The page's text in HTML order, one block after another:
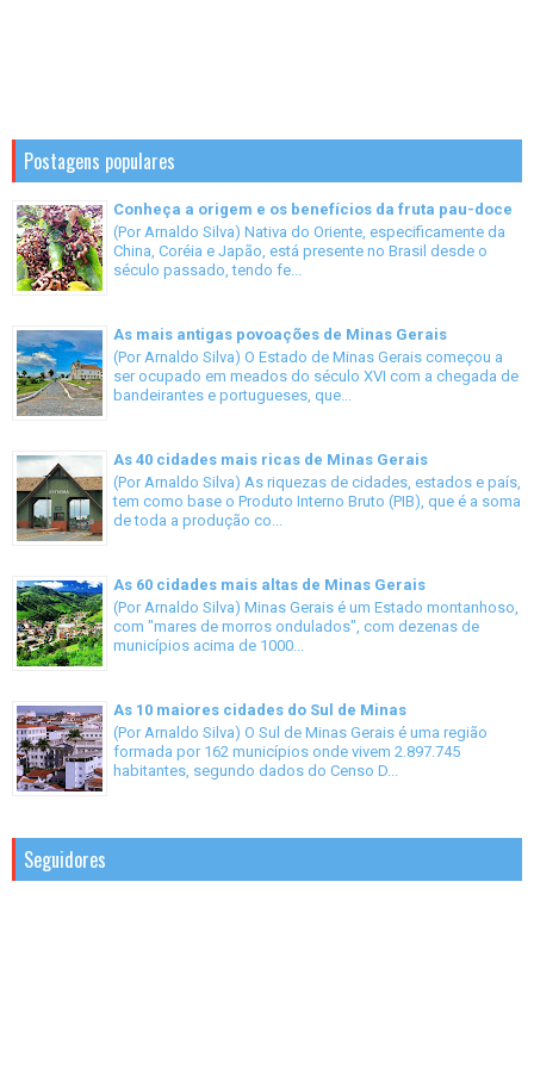
Postagens populares
Conheça a origem e os benefícios da fruta pau-doce
(Por Arnaldo Silva) Nativa do Oriente, especificamente da
China, Coréia e Japão, está presente no Brasil desde o
século passado, tendo fe...
As mais antigas povoações de Minas Gerais
(Por Arnaldo Silva) O Estado de Minas Gerais começou a
ser ocupado em meados do século XVI com a chegada de
bandeirantes e portugueses, que...
As 40 cidades mais ricas de Minas Gerais
(Por Arnaldo Silva) As riquezas de cidades, estados e país,
tem como base o Produto Interno Bruto (PIB), que é a soma
de toda a produção co...
As 60 cidades mais altas de Minas Gerais
(Por Arnaldo Silva) Minas Gerais é um Estado montanhoso,
com "mares de morros ondulados", com dezenas de
municípios acima de 1000...
As 10 maiores cidades do Sul de Minas
(Por Arnaldo Silva) O Sul de Minas Gerais é uma região
formada por 162 municípios onde vivem 2.897.745
habitantes, segundo dados do Censo D...
Seguidores